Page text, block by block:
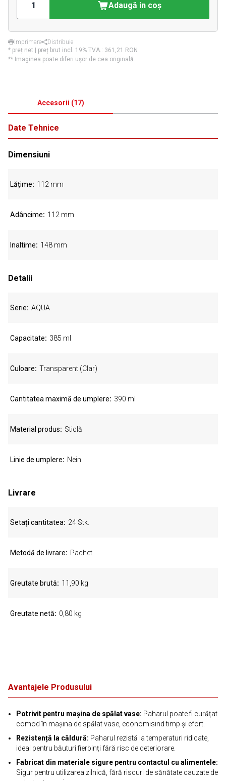
Adaugă in coş
Imprimare
Distribuie
* preț net | preț brut incl. 19% TVA.: 361,21 RON
** Imaginea poate diferi ușor de cea originală.
Accesorii (17)
Avantajele Produsului
Potrivit pentru mașina de spălat vase: Paharul poate fi curățat
comod în mașina de spălat vase, economisind timp și efort.
Rezistență la căldură: Paharul rezistă la temperaturi ridicate,
ideal pentru băuturi fierbinți fără risc de deteriorare.
Fabricat din materiale sigure pentru contactul cu alimentele:
Sigur pentru utilizarea zilnică, fără riscuri de sănătate cauzate de
Date Tehnice
Dimensiuni
Lățime 112 mm
Adâncime 112 mm
Inaltime 148 mm
Detalii
Serie AQUA
Capacitate 385 ml
Culoare Transparent (Clar)
Cantitatea maximă de umplere 390 ml
Material produs Sticlă
Linie de umplere Nein
Livrare
Setați cantitatea 24 Stk.
Metodă de livrare Pachet
Greutate brută 11,90 kg
Greutate netă 0,80 kg